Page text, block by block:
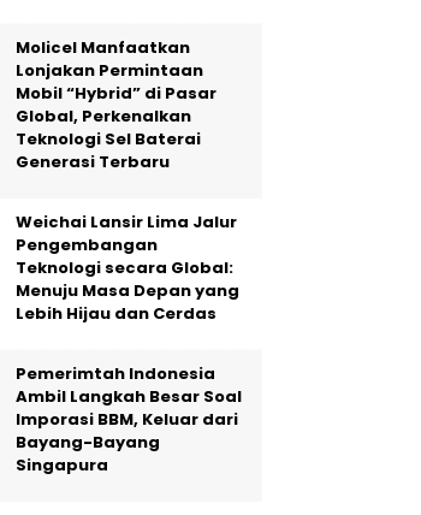
Molicel Manfaatkan
Lonjakan Permintaan
Mobil “Hybrid” di Pasar
Global, Perkenalkan
Teknologi Sel Baterai
Generasi Terbaru
Weichai Lansir Lima Jalur
Pengembangan
Teknologi secara Global:
Menuju Masa Depan yang
Lebih Hijau dan Cerdas
Pemerimtah Indonesia
Ambil Langkah Besar Soal
Imporasi BBM, Keluar dari
Bayang-Bayang
Singapura